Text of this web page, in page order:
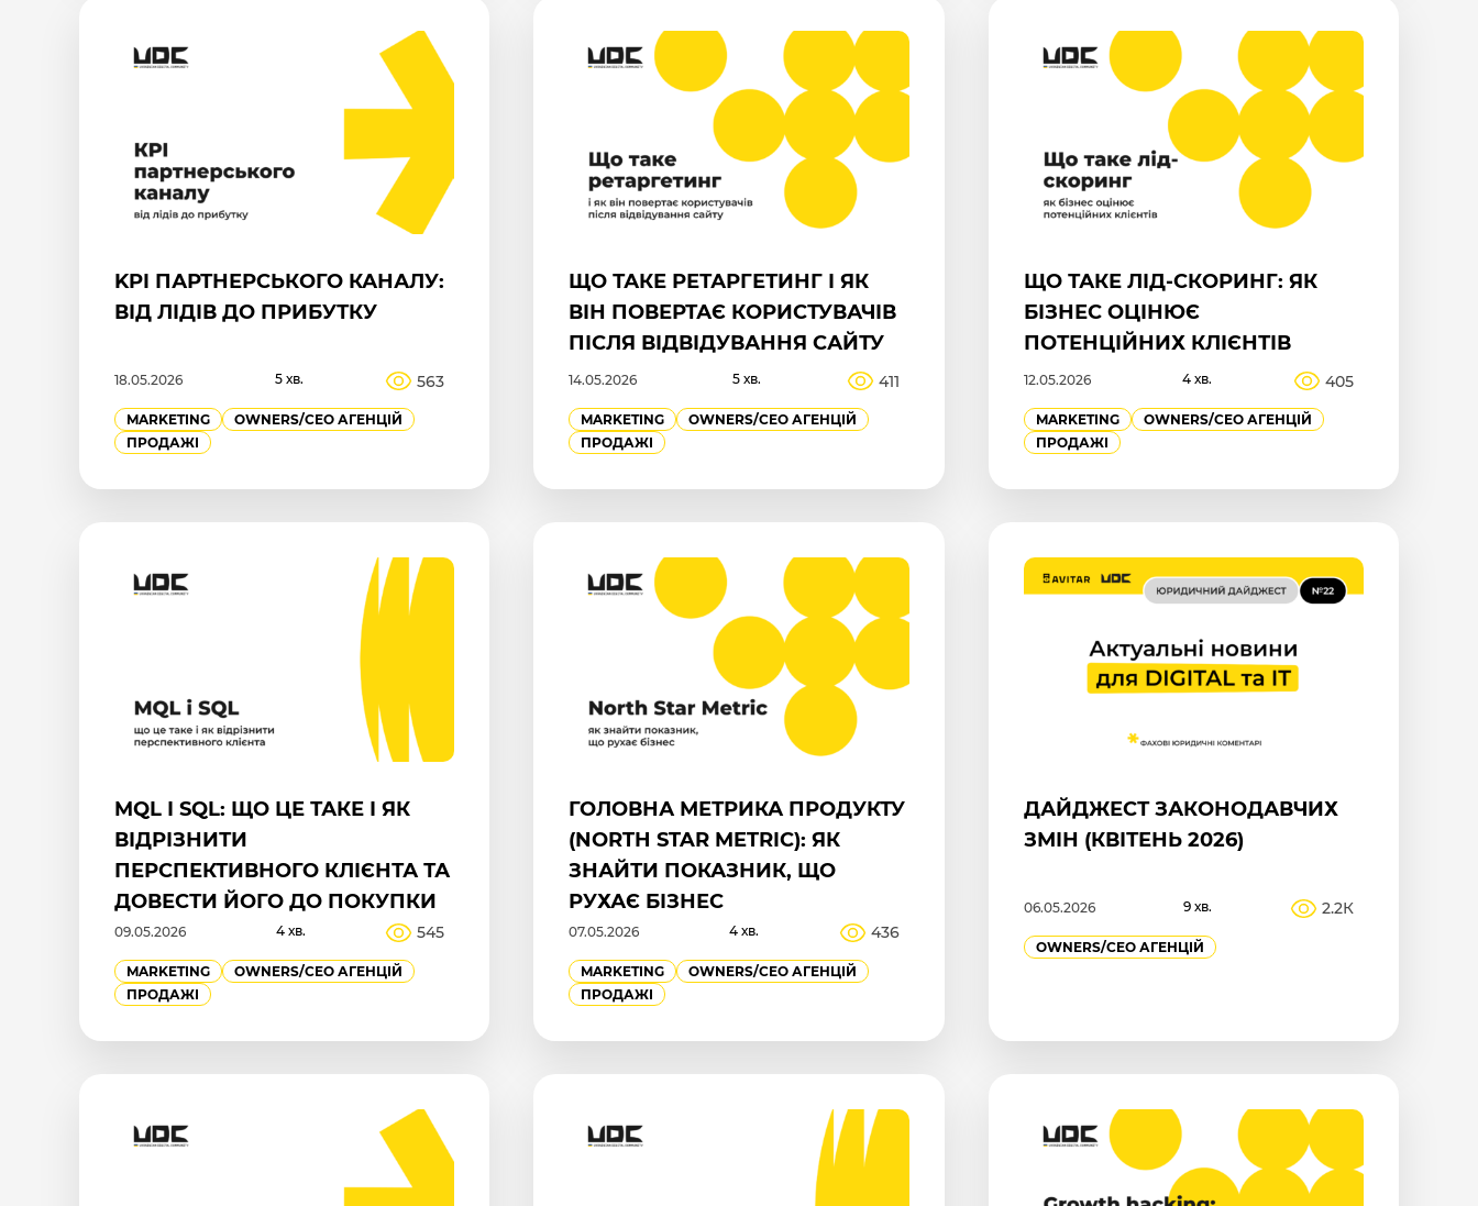
KPI ПАРТНЕРСЬКОГО КАНАЛУ:
ВІД ЛІДІВ ДО ПРИБУТКУ
18.05.2026 5 хв. 563
MARKETING
OWNERS/СEO АГЕНЦІЙ
ПРОДАЖІ
ЩО ТАКЕ РЕТАРГЕТИНГ І ЯК
ВІН ПОВЕРТАЄ КОРИСТУВАЧІВ
ПІСЛЯ ВІДВІДУВАННЯ САЙТУ
14.05.2026 5 хв. 411
MARKETING
OWNERS/СEO АГЕНЦІЙ
ПРОДАЖІ
ЩО ТАКЕ ЛІД-СКОРИНГ: ЯК
БІЗНЕС ОЦІНЮЄ
ПОТЕНЦІЙНИХ КЛІЄНТІВ
12.05.2026 4 хв. 405
MARKETING
OWNERS/СEO АГЕНЦІЙ
ПРОДАЖІ
MQL І SQL: ЩО ЦЕ ТАКЕ І ЯК
ВІДРІЗНИТИ
ПЕРСПЕКТИВНОГО КЛІЄНТА ТА
ДОВЕСТИ ЙОГО ДО ПОКУПКИ
09.05.2026 4 хв. 545
MARKETING
OWNERS/СEO АГЕНЦІЙ
ПРОДАЖІ
ГОЛОВНА МЕТРИКА ПРОДУКТУ
(NORTH STAR METRIC): ЯК
ЗНАЙТИ ПОКАЗНИК, ЩО
РУХАЄ БІЗНЕС
07.05.2026 4 хв. 436
MARKETING
OWNERS/СEO АГЕНЦІЙ
ПРОДАЖІ
ДАЙДЖЕСТ ЗАКОНОДАВЧИХ
ЗМІН (КВІТЕНЬ 2026)
06.05.2026 9 хв. 2.2К
OWNERS/СEO АГЕНЦІЙ